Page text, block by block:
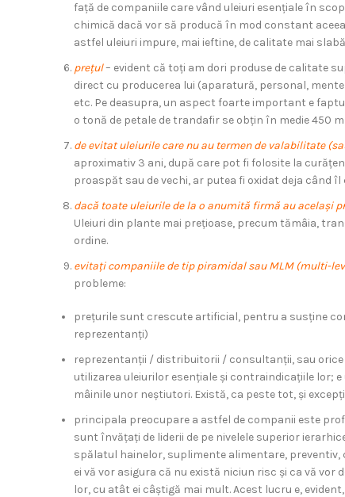
față de companiile care vând uleiuri esențiale în
chimică dacă vor să producă în mod constant
astfel uleiuri impure, mai ieftine, de calitate mai
prețul– evident că toți am dori produse de calitate
direct cu producerea lui (aparatură, personal,
etc. Pe deasupra, un aspect foarte important e
o tonă de petale de trandafir se obțin în medie 450
de evitat uleiurile care nu au termen de valabilitate
aproximativ 3 ani, după care pot fi folosite la
proaspăt sau de vechi, ar putea fi oxidat deja când
dacă toate uleiurile de la o anumită firmă au același
Uleiuri din plante mai prețioase, precum tămâia,
ordine.
evitați companiile de tip piramidal sau MLM (multi-
probleme:
prețurile sunt crescute artificial, pentru a susține
reprezentanți)
reprezentanții / distribuitorii / consultanții, sau
utilizarea uleiurilor esențiale și contraindicațiile lor;
mâinile unor neștiutori. Există, ca peste tot, și
principala preocupare a astfel de companii este
sunt învățați de liderii de pe nivelele superior
spălatul hainelor, suplimente alimentare,
ei vă vor asigura că nu există niciun risc și ca vă
lor, cu atât ei câștigă mai mult. Acest lucru e,